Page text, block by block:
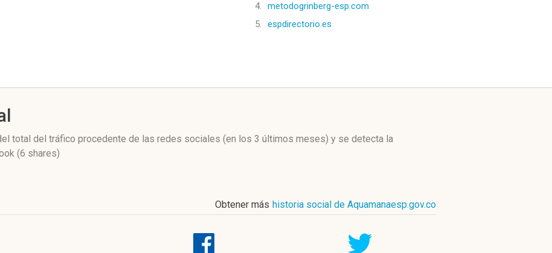
4.
metodogrinberg-esp.com
5.
espdirectorio.es
total del tráfico procedente de las redes sociales (en los 3 últimos meses) y se detecta la
(6 shares)
Obtener más historia social de Aquamanaesp.gov.co